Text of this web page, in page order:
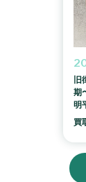
旧
期
明
買